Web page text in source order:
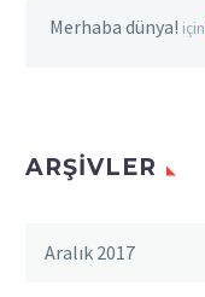
Merhaba dünya! için
ARŞIVLER
Aralık 2017